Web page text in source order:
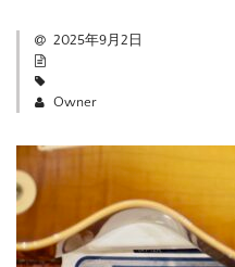
2025年9月2日
Owner